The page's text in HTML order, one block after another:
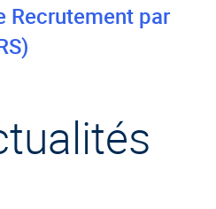
Recrutement par